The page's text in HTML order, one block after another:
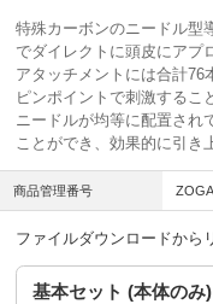
特殊カーボンのニードル型
でダイレクトに頭皮にアプ
アタッチメントには合計76
ピンポイントで刺激するこ
ニードルが均等に配置され
ことができ、効果的に引き
商品管理番号
ファイルダウンロードから
基本セット (本体のみ)